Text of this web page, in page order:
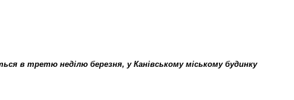
в третю неділю березня, у Канівському міському будинку